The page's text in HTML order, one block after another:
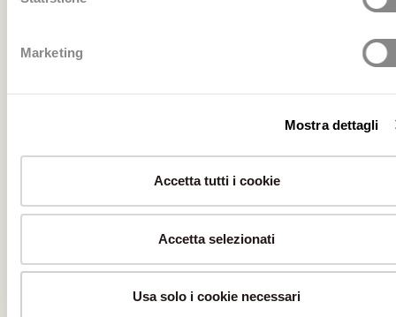
Marketing
Mostra dettagli
Accetta tutti i cookie
Accetta selezionati
Usa solo i cookie necessari